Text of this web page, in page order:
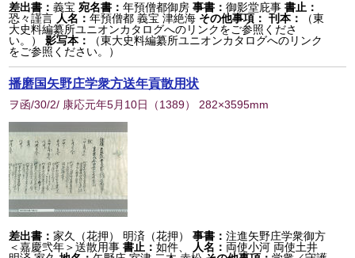
差出書：義宝 宛名書：年預僧都御房 事書：御影堂庇事書止：
恐々謹言 人名：年預僧都 義宝 津絶海 その他事項： 刊本：
（東
大史料編纂所ユニオンカタログへのリンクをご参照くださ
い。）
影写本：
（東大史料編纂所ユニオンカタログへのリンク
をご参照ください。）
播磨国矢野庄学衆方送年貢散用状
ヲ函/30/2/ 康応元年5月10日 （1389） 282×3595mm
差出書：家久（花押） 明済（花押） 事書：注進矢野庄学衆御方
＜嘉慶弐年＞送散用事書止：如件、 人名： 両使小河 両使土井